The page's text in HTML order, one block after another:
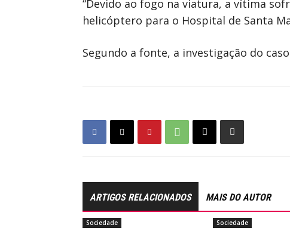
“Devido ao fogo na viatura, a vítima
helicóptero para o Hospital de Santa
Segundo a fonte, a investigação do
ARTIGOS RELACIONADOS MAIS DO AUTOR
Sociedade Sociedade